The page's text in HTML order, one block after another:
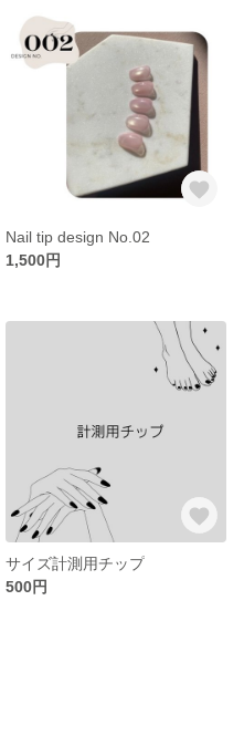
Nail tip design No.02
1,500円
サイズ計測用チップ
500円